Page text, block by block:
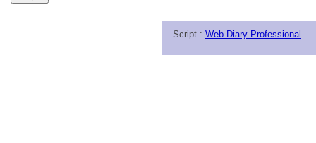
Script : Web Diary Professional